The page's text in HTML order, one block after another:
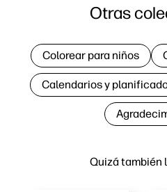
Quizá también
Otras
Colorear para niños
Calendarios y